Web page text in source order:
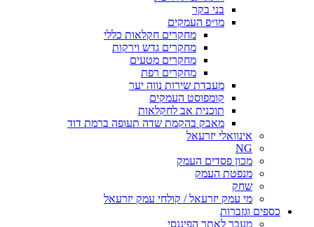
בני בקר
מו״פ העמקים
מחקרים חקלאות כללי
מחקרים גדש וירקות
מחקרים מטעים
מחקרים רפת
מעבדת שירות נווה יער
קומפוסט העמקים
תוכנית אב לחקלאות
מאבק בהקמת שדה תעופה ברמת דוד
אינוואלי יזרעאל
NG
מכון פסדים העמק
מנפטת העמק
שחק
מי עמק יזרעאל / קולחי עמק יזרעאל
כספים וגזברות
מעבר לאתר הפיננסי